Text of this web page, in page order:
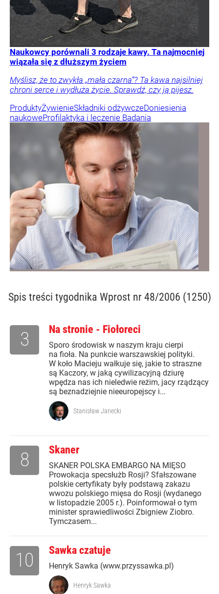
Naukowcy porównali 3 rodzaje kawy. Ta najmocniej
wiązała się z dłuższym życiem
Myślisz, że to zwykła „mała czarna”? Ta kawa najsilniej
chroni serce i wydłuża życie. Sprawdź, czy ją pijesz.
ProduktyŻywienieSkładniki odżywczeDoniesienia
naukoweProfilaktyka i leczenie Badania
Spis treści tygodnika Wprost nr 48/2006 (1250)
Na stronie - Fiołoreci
Sporo środowisk w naszym kraju cierpi
na fioła. Na punkcie warszawskiej polityki.
W koło Macieju wałkuje się, jakie to straszne
są Kaczory, w jaką cywilizacyjną dziurę
wpędza nas ich nieledwie reżim, jacy rządzący
są beznadziejnie nieeuropejscy i...
3
Stanisław Janecki
Skaner
SKANER POLSKA EMBARGO NA MIĘSO
Prowokacja specsłużb Rosji? Sfałszowane
polskie certyfikaty były podstawą zakazu
wwozu polskiego mięsa do Rosji (wydanego
w listopadzie 2005 r.). Poinformował o tym
minister sprawiedliwości Zbigniew Ziobro.
Tymczasem...
8
Sawka czatuje
Henryk Sawka (www.przyssawka.pl)
10
Henryk Sawka